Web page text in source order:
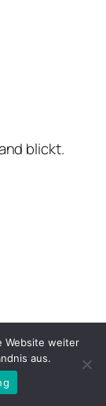
blickt.
Website weiter
aus.